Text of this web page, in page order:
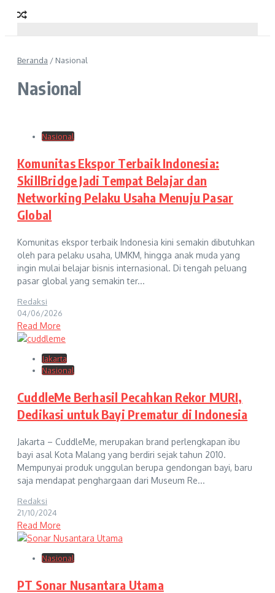
Beranda / Nasional
Nasional
Nasional
Komunitas Ekspor Terbaik Indonesia:
SkillBridge Jadi Tempat Belajar dan
Networking Pelaku Usaha Menuju Pasar
Global
Komunitas ekspor terbaik Indonesia kini semakin dibutuhkan
oleh para pelaku usaha, UMKM, hingga anak muda yang
ingin mulai belajar bisnis internasional. Di tengah peluang
pasar global yang semakin ter...
Redaksi
04/06/2026
Read More
Jakarta
Nasional
CuddleMe Berhasil Pecahkan Rekor MURI,
Dedikasi untuk Bayi Prematur di Indonesia
Jakarta – CuddleMe, merupakan brand perlengkapan ibu
bayi asal Kota Malang yang berdiri sejak tahun 2010.
Mempunyai produk unggulan berupa gendongan bayi, baru
saja mendapat penghargaan dari Museum Re...
Redaksi
21/10/2024
Read More
Nasional
PT Sonar Nusantara Utama